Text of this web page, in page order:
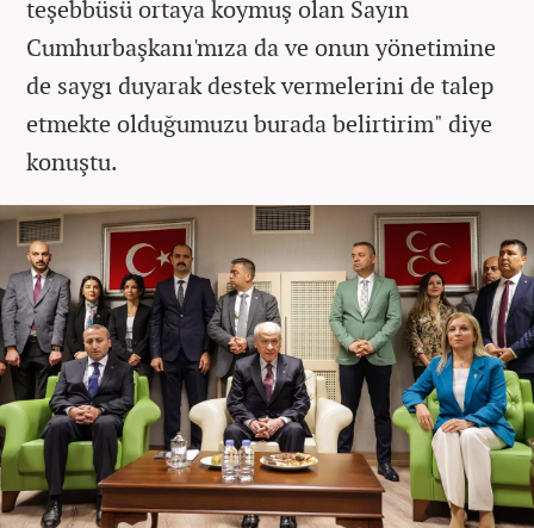
teşebbüsü ortaya koymuş olan Sayın
Cumhurbaşkanı'mıza da ve onun yönetimine
de saygı duyarak destek vermelerini de talep
etmekte olduğumuzu burada belirtirim" diye
konuştu.